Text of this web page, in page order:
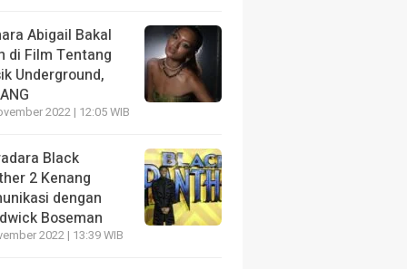
Abigail Bakal
di Film Tentang
Underground,
2022 | 12:05 WIB
Black
2 Kenang
dengan
Boseman
2022 | 13:39 WIB